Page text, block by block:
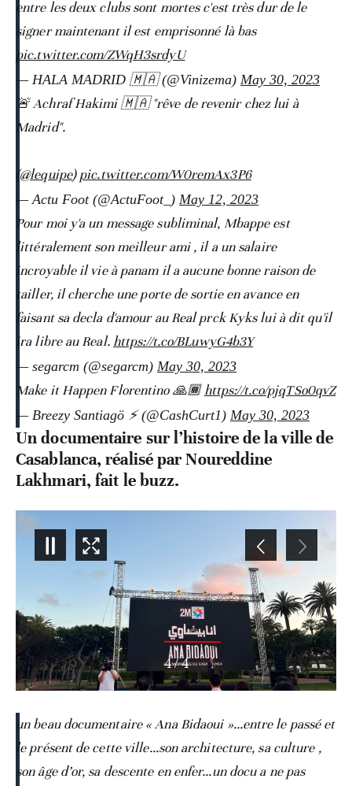
entre les deux clubs sont mortes c'est très dur de le
signer maintenant il est emprisonné là bas
pic.twitter.com/ZWqH3srdyU
— HALA MADRID 🇲🇦 (@Vinizema) May 30, 2023
🚨 Achraf Hakimi 🇲🇦 "rêve de revenir chez lui à
Madrid".
(@lequipe)pic.twitter.com/W0remAx3P6
— Actu Foot (@ActuFoot_) May 12, 2023
Pour moi y'a un message subliminal, Mbappe est
littéralement son meilleur ami , il a un salaire
incroyable il vie à panam il a aucune bonne raison de
tailler, il cherche une porte de sortie en avance en
faisant sa decla d'amour au Real prck Kyks lui à dit qu'il
ira libre au Real.https://t.co/BLuwyG4b3Y
— segarcm (@segarcm) May 30, 2023
Make it Happen Florentino 🙏🏾https://t.co/pjqTSo0qvZ
— Breezy Santiagö ⚡️ (@CashCurt1) May 30, 2023
Un documentaire sur l’histoire de la ville de
Casablanca, réalisé par Noureddine
Lakhmari, fait le buzz.
4/4
un beau documentaire « Ana Bidaoui »…entre le passé et
le présent de cette ville…son architecture, sa culture ,
son âge d’or, sa descente en enfer…un docu a ne pas